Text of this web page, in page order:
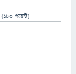
(180 পয়েন্ট)